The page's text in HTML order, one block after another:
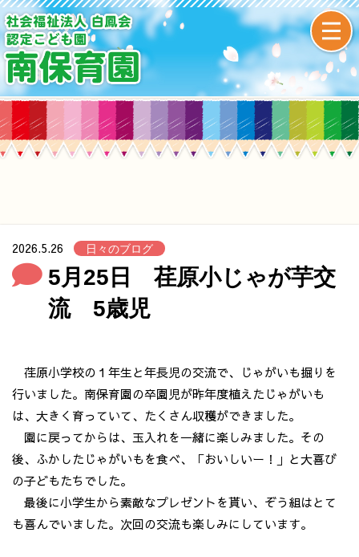
2026.5.26 日々のブログ
5月25日 荏原小じゃが芋交
流 5歳児
荏原小学校の１年生と年長児の交流で、じゃがいも掘りを
行いました。南保育園の卒園児が昨年度植えたじゃがいも
は、大きく育っていて、たくさん収穫ができました。
園に戻ってからは、玉入れを一緒に楽しみました。その
後、ふかしたじゃがいもを食べ、「おいしいー！」と大喜び
の子どもたちでした。
最後に小学生から素敵なプレゼントを貰い、ぞう組はとて
も喜んでいました。次回の交流も楽しみにしています。